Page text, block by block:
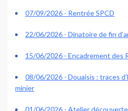
07/09/2026 - Rentrée SPCD
22/06/2026 - Dinatoire de fin
15/06/2026 - Encadrement des
08/06/2026 - Douaisis : traces
minier